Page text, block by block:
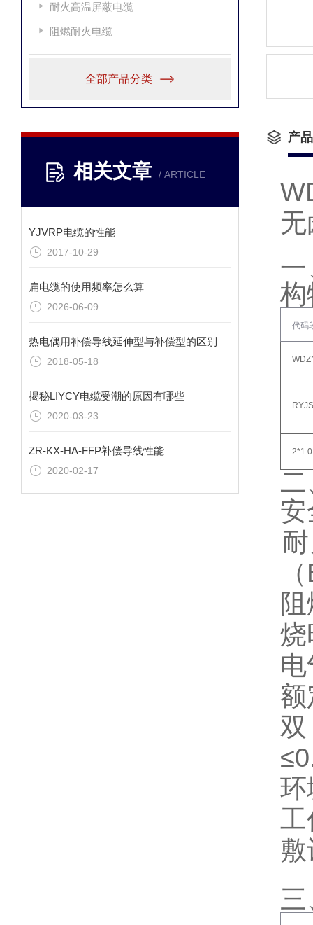
耐火高温屏蔽电缆
阻燃耐火电缆
全部产品分类
相关文章 / ARTICLE
YJVRP电缆的性能
2017-10-29
扁电缆的使用频率怎么算
2026-06-09
热电偶用补偿导线延伸型与补偿型的区别
2018-05-18
揭秘LIYCY电缆受潮的原因有哪些
2020-03-23
ZR-KX-HA-FFP补偿导线性能
2020-02-17
产
构
代码
‌2*1‌.0
二
烧
环